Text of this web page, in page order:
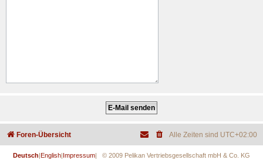
Foren-Übersicht Alle Zeiten sind UTC+02:00
Deutsch|English|Impressum| © 2009 Pelikan Vertriebsgesellschaft mbH & Co. KG